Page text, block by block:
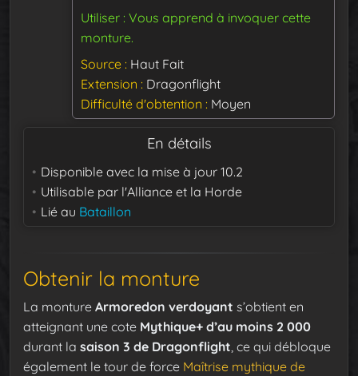
Utiliser : Vous apprend à invoquer cette
monture.
Source Haut Fait
Extension
Dragonflight
Difficulté d'obtention
Moyen
En détails
Disponible avec la mise à jour 10.2
Utilisable par l'Alliance et la Horde
Lié au Bataillon
Obtenir la monture
La monture Armoredon verdoyant s’obtient en
atteignant une cote Mythique+ d’au moins 2 000
durant la saison 3 de Dragonflight , ce qui débloque
également le tour de force Maîtrise mythique de